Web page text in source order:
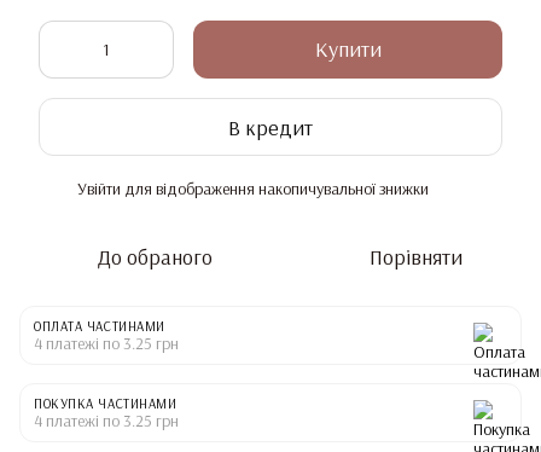
Купити
В кредит
Увійти для відображення накопичувальної знижки
До обраного Порівняти
ОПЛАТА ЧАСТИНАМИ
4 платежі по 3.25 грн
ПОКУПКА ЧАСТИНАМИ
4 платежі по 3.25 грн